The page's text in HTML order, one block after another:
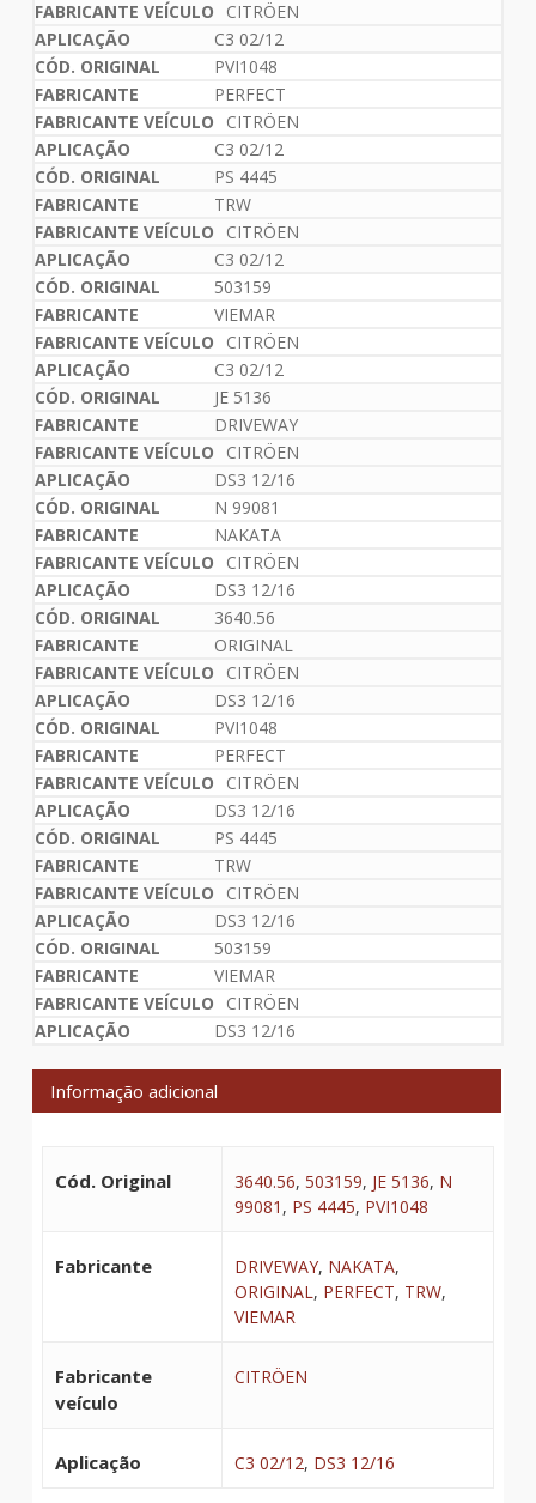
CITRÖEN
C3 02/12
PVI1048
PERFECT
CITRÖEN
C3 02/12
PS 4445
TRW
CITRÖEN
C3 02/12
503159
VIEMAR
CITRÖEN
C3 02/12
JE 5136
DRIVEWAY
CITRÖEN
DS3 12/16
N 99081
NAKATA
CITRÖEN
DS3 12/16
3640.56
ORIGINAL
CITRÖEN
DS3 12/16
PVI1048
PERFECT
CITRÖEN
DS3 12/16
PS 4445
TRW
CITRÖEN
DS3 12/16
503159
VIEMAR
CITRÖEN
DS3 12/16
Informação adicional
Cód. Original 3640.56, 503159, JE 5136, N
99081 , PS 4445, PVI1048
Fabricante DRIVEWAY, NAKATA,
ORIGINAL, PERFECT, TRW,
VIEMAR
Fabricante
veículo
CITRÖEN
Aplicação C3 02/12, DS3 12/16